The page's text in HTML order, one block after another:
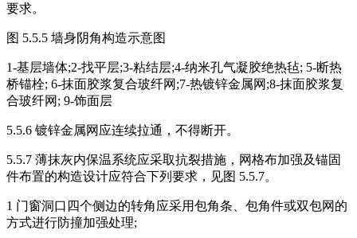
要求。
图 5.5.5 墙身阴角构造示意图
1-基层墙体;2-找平层;3-粘结层;4-纳米孔气凝胶绝热毡; 5-断热
桥锚栓; 6-抹面胶浆复合玻纤网;7-热镀锌金属网;8-抹面胶浆复
合玻纤网; 9-饰面层
5.5.6 镀锌金属网应连续拉通，不得断开。
5.5.7 薄抹灰内保温系统应采取抗裂措施，网格布加强及锚固
件布置的构造设计应符合下列要求，见图 5.5.7。
1 门窗洞口四个侧边的转角应采用包角条、包角件或双包网的
方式进行防撞加强处理;